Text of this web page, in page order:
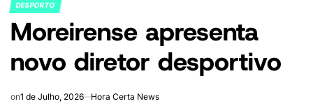
POSTED
IN
DESPORTO
Moreirense apresenta
novo diretor desportivo
on1 de Julho, 2026 Hora Certa News